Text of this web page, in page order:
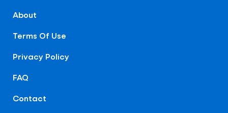
About
Terms Of Use
Privacy Policy
FAQ
Contact